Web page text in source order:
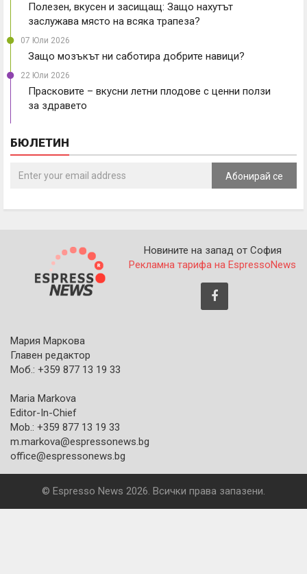
Полезен, вкусен и засищащ: Защо нахутът
заслужава място на всяка трапеза?
07 Юли 2026
Защо мозъкът ни саботира добрите навици?
22 Юли 2026
Прасковите – вкусни летни плодове с ценни ползи
за здравето
БЮЛЕТИН
Абонирай се
Новините на запад от София
Рекламна тарифа на EspressoNews
Мария Маркова
Главен редактор
Моб.: +359 877 13 19 33
Maria Markova
Editor-In-Chief
Mob.: +359 877 13 19 33
m.markova@espressonews.bg
office@espressonews.bg
© Espresso News 2026. Всички права запазени.